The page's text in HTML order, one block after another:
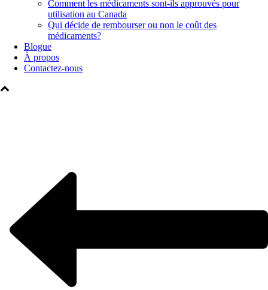
Comment les médicaments sont-ils approuvés pour
utilisation au Canada
Qui décide de rembourser ou non le coût des
médicaments?
Blogue
À propos
Contactez-nous